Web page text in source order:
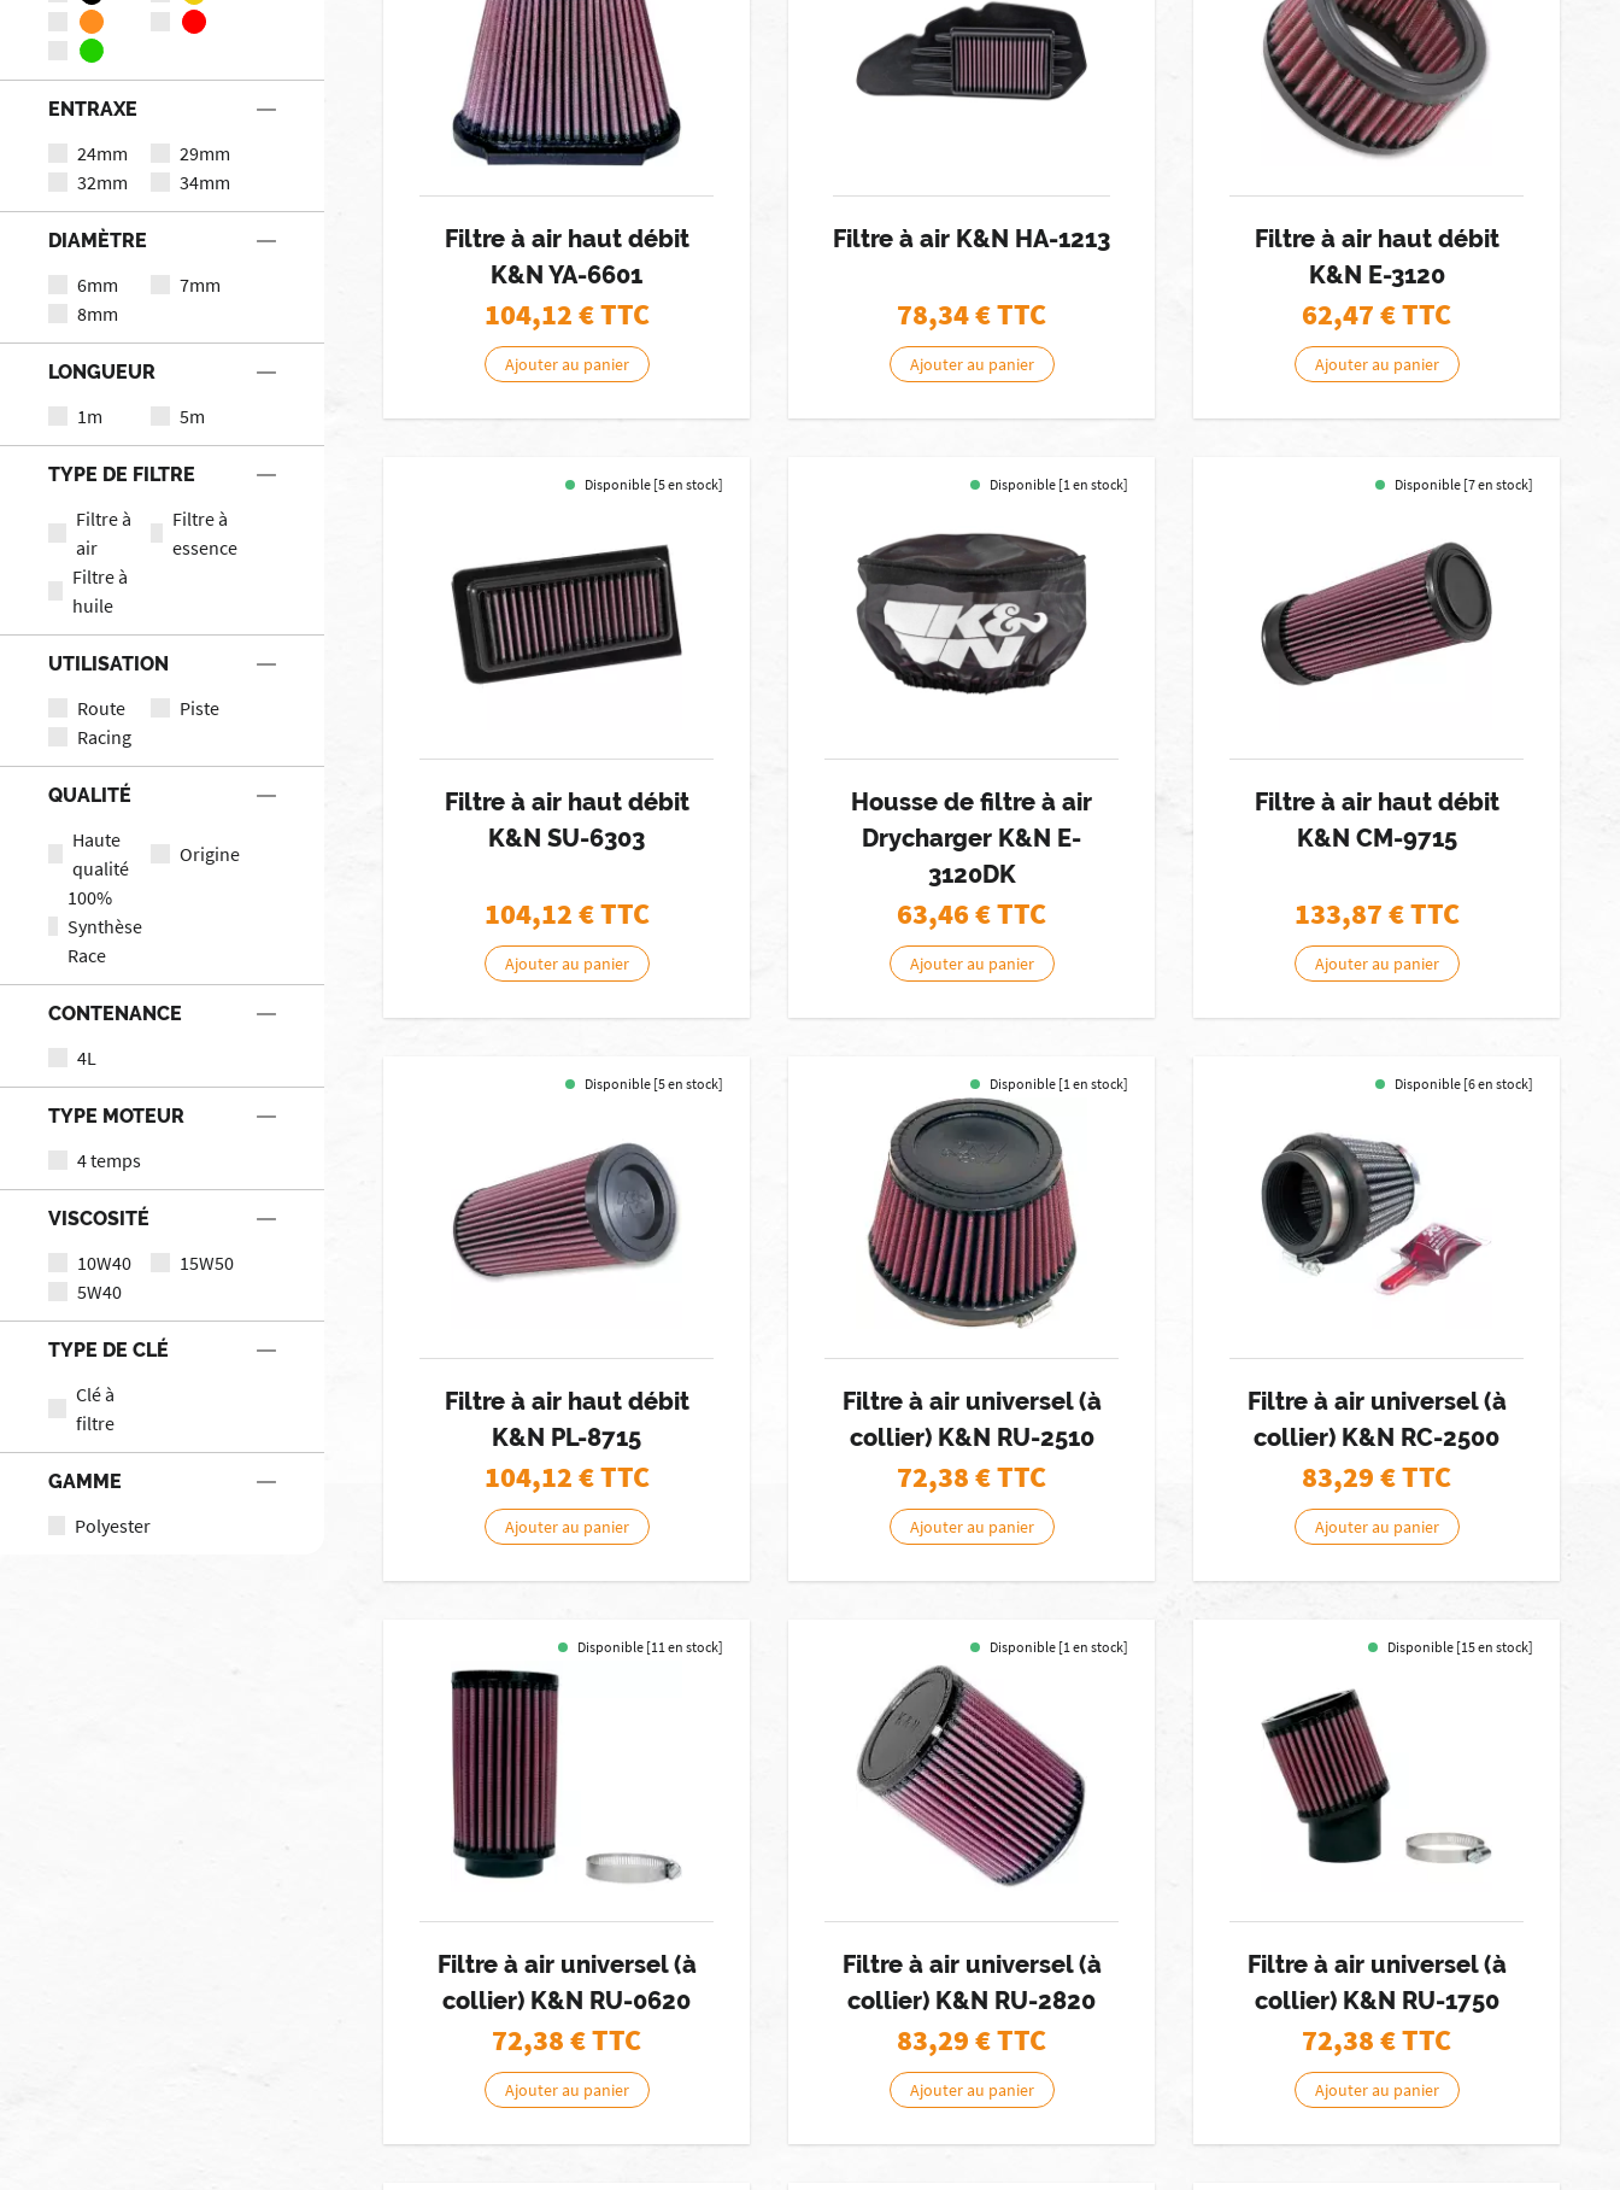
ENTRAXE
24mm
29mm
32mm
34mm
DIAMÈTRE
6mm
7mm
8mm
LONGUEUR
1m 5m
TYPE DE FILTRE
Filtre à
air
Filtre à
essence
Filtre à
huile
UTILISATION
Route
Piste
Racing
QUALITÉ
Haute
qualité
Origine
100%
Synthèse
Race
CONTENANCE
4L
TYPE MOTEUR
4 temps
VISCOSITÉ
10W40
15W50
5W40
TYPE DE CLÉ
Clé à
filtre
GAMME
Polyester
Filtre à air haut débit
K&N YA-6601
104,12€ TTC
Ajouter au panier
Filtre à air K&N HA-1213
78,34€ TTC
Ajouter au panier
Filtre à air haut débit
K&N E-3120
62,47 € TTC
Ajouter au panier
Disponible [5 en stock]
Filtre à air haut débit
K&N SU-6303
104,12€ TTC
Ajouter au panier
Disponible [1 en stock]
Housse de filtre à air
Drycharger K&N E-
3120DK
63,46€ TTC
Ajouter au panier
Disponible [7 en stock]
Filtre à air haut débit
K&N CM-9715
133,87€ TTC
Ajouter au panier
Disponible [5 en stock]
Filtre à air haut débit
K&N PL-8715
104,12€ TTC
Ajouter au panier
Disponible [1 en stock]
Filtre à air universel (à
collier) K&N RU-2510
72,38 € TTC
Ajouter au panier
Disponible [6 en stock]
Filtre à air universel (à
collier) K&N RC-2500
83,29 € TTC
Ajouter au panier
Disponible [11 en stock]
Filtre à air universel (à
collier) K&N RU-0620
72,38 € TTC
Ajouter au panier
Disponible [1 en stock]
Filtre à air universel (à
collier) K&N RU-2820
83,29 € TTC
Ajouter au panier
Disponible [15 en stock]
Filtre à air universel (à
collier) K&N RU-1750
72,38 € TTC
Ajouter au panier